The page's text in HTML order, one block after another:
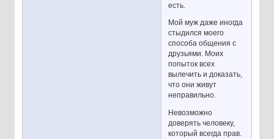
есть.
Мой муж даже иногда
стыдился моего
способа общения с
друзьями. Моих
попыток всех
вылечить и доказать,
что они живут
неправильно.
Невозможно
доверять человеку,
который всегда прав.